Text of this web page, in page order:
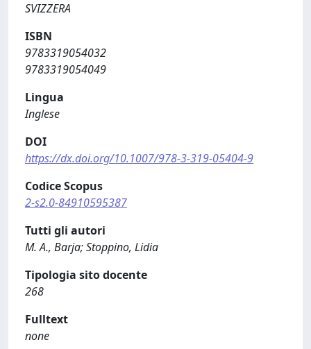
SVIZZERA
ISBN
9783319054032
9783319054049
Lingua
Inglese
DOI
https://dx.doi.org/10.1007/978-3-319-05404-9
Codice Scopus
2-s2.0-84910595387
Tutti gli autori
M. A., Barja; Stoppino, Lidia
Tipologia sito docente
268
Fulltext
none